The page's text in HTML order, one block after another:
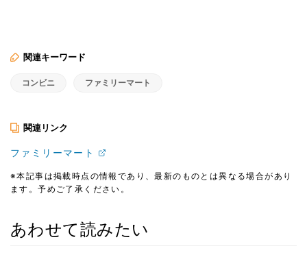
関連キーワード
コンビニ ファミリーマート
関連リンク
ファミリーマート
※本記事は掲載時点の情報であり、最新のものとは異なる場合があり
ます。予めご了承ください。
あわせて読みたい